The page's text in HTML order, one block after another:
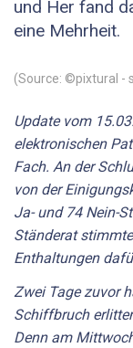
und Her fand
eine Mehrheit.
(Source: ©pixtural -
Update vom
elektronischen
Fach. An der
von der
Ja- und 74 Nein-
Ständerat
Enthaltungen
Zwei Tage zuvor
Schiffbruch
Denn am